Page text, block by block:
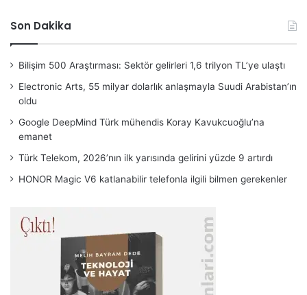
Son Dakika
Bilişim 500 Araştırması: Sektör gelirleri 1,6 trilyon TL’ye ulaştı
Electronic Arts, 55 milyar dolarlık anlaşmayla Suudi Arabistan’ın
oldu
Google DeepMind Türk mühendis Koray Kavukcuoğlu’na
emanet
Türk Telekom, 2026’nın ilk yarısında gelirini yüzde 9 artırdı
HONOR Magic V6 katlanabilir telefonla ilgili bilmen gerekenler